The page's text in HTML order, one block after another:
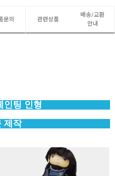
문의 관련상품
배송/교환
안내
인팅 인형
제작